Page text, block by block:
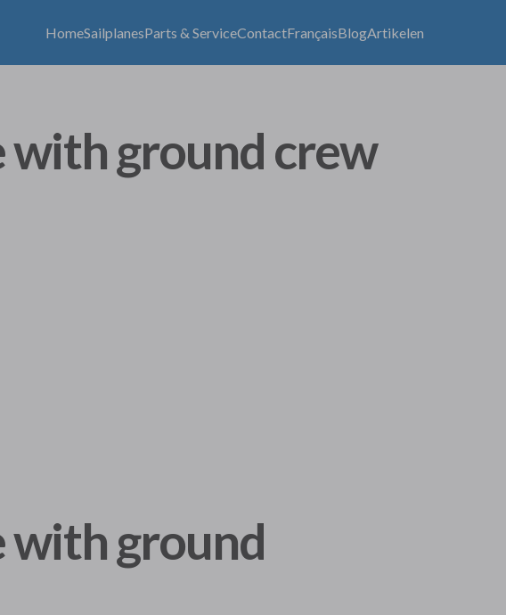
HomeSailplanesParts & ServiceContactFrançaisBlogArtikelen
with ground crew
with ground